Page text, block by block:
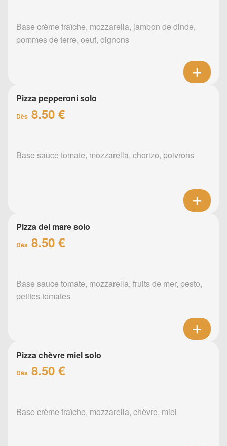
Base crème fraîche, mozzarella, jambon de dinde,
pommes de terre, oeuf, oignons
Pizza pepperoni solo
Dès 8.50 €
Base sauce tomate, mozzarella, chorizo, poivrons
Pizza del mare solo
Dès 8.50 €
Base sauce tomate, mozzarella, fruits de mer, pesto,
petites tomates
Pizza chèvre miel solo
Dès 8.50 €
Base crème fraîche, mozzarella, chèvre, miel